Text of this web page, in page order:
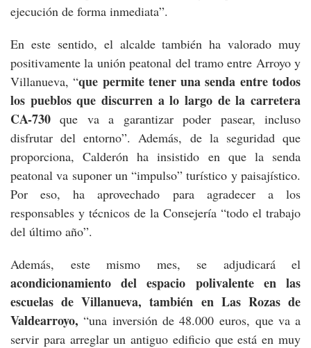
ejecución de forma inmediata”.
En este sentido, el alcalde también ha valorado muy
positivamente la unión peatonal del tramo entre Arroyo y
Villanueva, “que permite tener una senda entre todos
los pueblos que discurren a lo largo de la carretera
CA-730 que va a garantizar poder pasear, incluso
disfrutar del entorno”. Además, de la seguridad que
proporciona, Calderón ha insistido en que la senda
peatonal va suponer un “impulso” turístico y paisajístico.
Por eso, ha aprovechado para agradecer a los
responsables y técnicos de la Consejería “todo el trabajo
del último año”.
Además, este mismo mes, se adjudicará el
acondicionamiento del espacio polivalente en las
escuelas de Villanueva, también en Las Rozas de
Valdearroyo, “una inversión de 48.000 euros, que va a
servir para arreglar un antiguo edificio que está en muy